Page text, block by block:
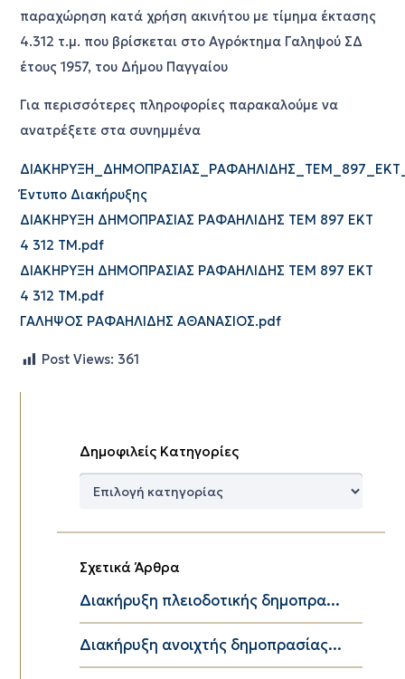
παραχώρηση κατά χρήση ακινήτου με τίμημα έκτασης
4.312 τ.μ. που βρίσκεται στο Αγρόκτημα Γαληψού ΣΔ
έτους 1957, του Δήμου Παγγαίου
Για περισσότερες πληροφορίες παρακαλούμε να
ανατρέξετε στα συνημμένα
Έντυπο Διακήρυξης
ΔΙΑΚΗΡΥΞΗ ΔΗΜΟΠΡΑΣΙΑΣ ΡΑΦΑΗΛΙΔΗΣ ΤΕΜ 897 ΕΚΤ
4 312 ΤΜ.pdf
ΔΙΑΚΗΡΥΞΗ ΔΗΜΟΠΡΑΣΙΑΣ ΡΑΦΑΗΛΙΔΗΣ ΤΕΜ 897 ΕΚΤ
4 312 ΤΜ.pdf
ΓΑΛΗΨΟΣ ΡΑΦΑΗΛΙΔΗΣ ΑΘΑΝΑΣΙΟΣ.pdf
Post Views: 361
Δημοφιλείς Κατηγορίες
Δημοφιλείς
Σχετικά Άρθρα
Διακήρυξη πλειοδοτικής δημοπρα...
Διακήρυξη ανοιχτής δημοπρασίας...